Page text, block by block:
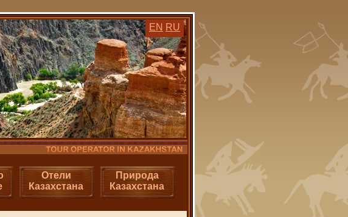
EN RU
Отели
Казахстана
Природа
Казахстана